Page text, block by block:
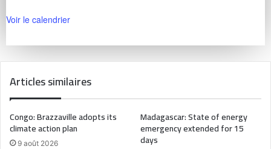
Voir le calendrier
Articles similaires
Congo: Brazzaville adopts its
climate action plan
9 août 2026
Madagascar: State of energy
emergency extended for 15
days